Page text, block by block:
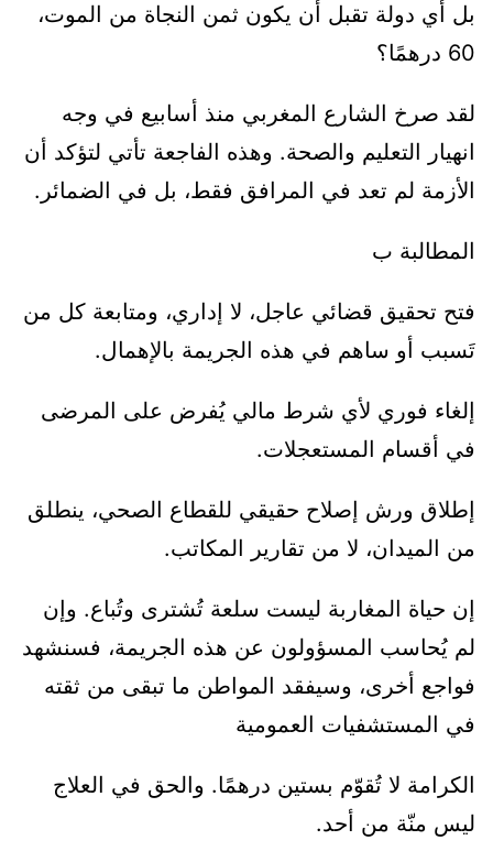
بل أي دولة تقبل أن يكون ثمن النجاة من الموت،
60 درهمًا؟
لقد صرخ الشارع المغربي منذ أسابيع في وجه
انهيار التعليم والصحة. وهذه الفاجعة تأتي لتؤكد أن
الأزمة لم تعد في المرافق فقط، بل في الضمائر.
المطالبة ب
فتح تحقيق قضائي عاجل، لا إداري، ومتابعة كل من
تَسبب أو ساهم في هذه الجريمة بالإهمال.
إلغاء فوري لأي شرط مالي يُفرض على المرضى
في أقسام المستعجلات.
إطلاق ورش إصلاح حقيقي للقطاع الصحي، ينطلق
من الميدان، لا من تقارير المكاتب.
إن حياة المغاربة ليست سلعة تُشترى وتُباع. وإن
لم يُحاسب المسؤولون عن هذه الجريمة، فسنشهد
فواجع أخرى، وسيفقد المواطن ما تبقى من ثقته
في المستشفيات العمومية
الكرامة لا تُقوّم بستين درهمًا. والحق في العلاج
ليس منّة من أحد.